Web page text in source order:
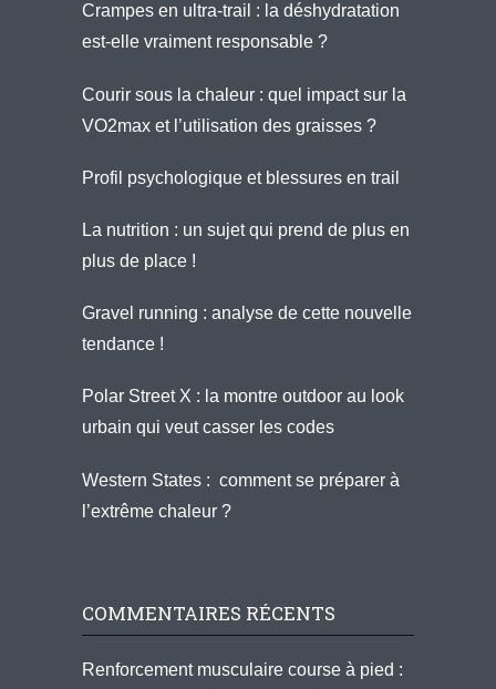
Crampes en ultra-trail : la déshydratation
est-elle vraiment responsable ?
Courir sous la chaleur : quel impact sur la
VO2max et l’utilisation des graisses ?
Profil psychologique et blessures en trail
La nutrition : un sujet qui prend de plus en
plus de place !
Gravel running : analyse de cette nouvelle
tendance !
Polar Street X : la montre outdoor au look
urbain qui veut casser les codes
Western States : comment se préparer à
l’extrême chaleur ?
COMMENTAIRES RÉCENTS
Renforcement musculaire course à pied :